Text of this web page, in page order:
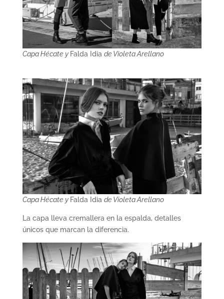
Capa Hécate y Falda Idia de Violeta Arellano
Capa Hécate y Falda Idia de Violeta Arellano
La capa lleva cremallera en la espalda, detalles
únicos que marcan la diferencia.